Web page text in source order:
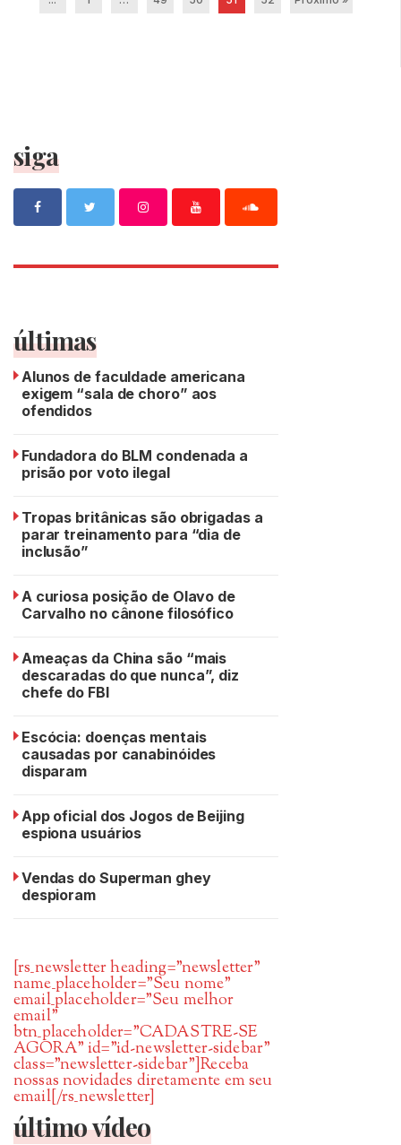
siga
últimas
Alunos de faculdade americana
exigem “sala de choro” aos
ofendidos
Fundadora do BLM condenada a
prisão por voto ilegal
Tropas britânicas são obrigadas a
parar treinamento para “dia de
inclusão”
A curiosa posição de Olavo de
Carvalho no cânone filosófico
Ameaças da China são “mais
descaradas do que nunca”, diz
chefe do FBI
Escócia: doenças mentais
causadas por canabinóides
disparam
App oficial dos Jogos de Beijing
espiona usuários
Vendas do Superman ghey
despioram
[rs_newsletter heading=”newsletter”
name_placeholder=”Seu nome”
email_placeholder=”Seu melhor
email”
btn_placeholder=”CADASTRE-SE
AGORA” id=”id-newsletter-sidebar”
class=”newsletter-sidebar”]Receba
nossas novidades diretamente em seu
email[/rs_newsletter]
último vídeo